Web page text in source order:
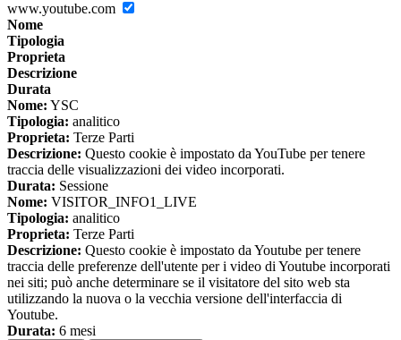
www.youtube.com
Nome
Tipologia
Proprieta
Descrizione
Durata
Nome: YSC
Tipologia: analitico
Proprieta: Terze Parti
Descrizione: Questo cookie è impostato da YouTube per tenere
traccia delle visualizzazioni dei video incorporati.
Durata: Sessione
Nome: VISITOR_INFO1_LIVE
Tipologia: analitico
Proprieta: Terze Parti
Descrizione: Questo cookie è impostato da Youtube per tenere
traccia delle preferenze dell'utente per i video di Youtube incorporati
nei siti; può anche determinare se il visitatore del sito web sta
utilizzando la nuova o la vecchia versione dell'interfaccia di
Youtube.
Durata: 6 mesi